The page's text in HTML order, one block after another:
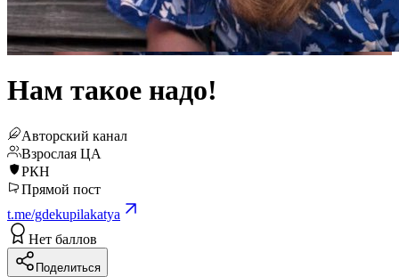
Нам такое надо!
Авторский канал
Взрослая ЦА
РКН
Прямой пост
t.me/gdekupilakatya
Нет баллов
Поделиться